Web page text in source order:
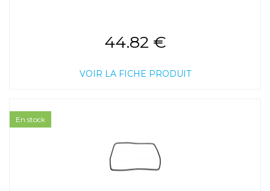
44.82 €
VOIR LA FICHE PRODUIT
En stock